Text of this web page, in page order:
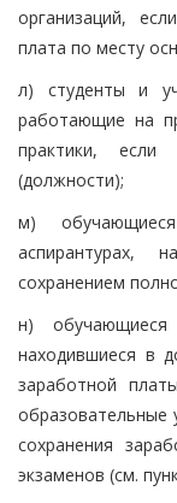
организаций,
плата по месту
л) студенты и
работающие на
практики,
(должности);
м)
аспирантурах,
сохранением
н)
находившиеся в
заработной
образовательные
сохранения
экзаменов (см.